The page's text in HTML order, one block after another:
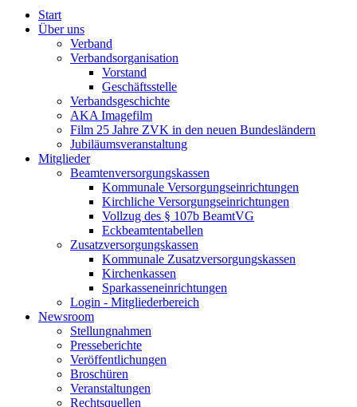
Start
Über uns
Verband
Verbandsorganisation
Vorstand
Geschäftsstelle
Verbandsgeschichte
AKA Imagefilm
Film 25 Jahre ZVK in den neuen Bundesländern
Jubiläumsveranstaltung
Mitglieder
Beamtenversorgungskassen
Kommunale Versorgungseinrichtungen
Kirchliche Versorgungseinrichtungen
Vollzug des § 107b BeamtVG
Eckbeamtentabellen
Zusatzversorgungskassen
Kommunale Zusatzversorgungskassen
Kirchenkassen
Sparkasseneinrichtungen
Login - Mitgliederbereich
Newsroom
Stellungnahmen
Presseberichte
Veröffentlichungen
Broschüren
Veranstaltungen
Rechtsquellen